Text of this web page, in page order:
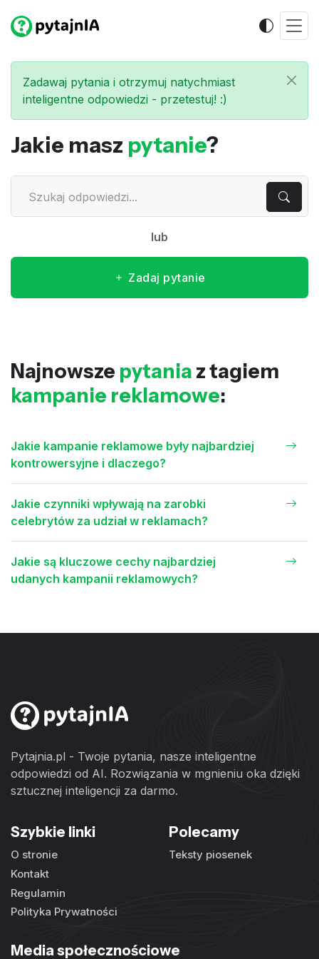
Zadawaj pytania i otrzymuj natychmiast
inteligentne odpowiedzi - przetestuj! :)
Jakie masz pytanie?
lub
Zadaj pytanie
Najnowsze pytania z tagiem
kampanie reklamowe:
Jakie kampanie reklamowe były najbardziej
kontrowersyjne i dlaczego?
Jakie czynniki wpływają na zarobki
celebrytów za udział w reklamach?
Jakie są kluczowe cechy najbardziej
udanych kampanii reklamowych?
Pytajnia.pl - Twoje pytania, nasze inteligentne
odpowiedzi od AI. Rozwiązania w mgnieniu oka dzięki
sztucznej inteligencji za darmo.
Szybkie linki
O stronie
Kontakt
Regulamin
Polityka Prywatności
Polecamy
Teksty piosenek
Media społecznościowe